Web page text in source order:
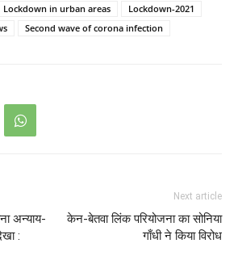
Lockdown in urban areas
Lockdown-2021
Second wave of corona infection
अन्याय-
:
Next article
केन-बेतवा लिंक परियोजना का सोनिया
गाँधी ने किया विरोध